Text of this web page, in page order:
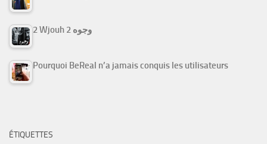
2 Wjouh 2 وجوه
Pourquoi BeReal n’a jamais conquis les utilisateurs
ÉTIQUETTES